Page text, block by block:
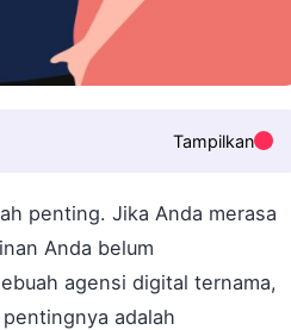
Tampilkan
penting. Jika Anda merasa
Anda belum
agensi digital ternama,
adalah